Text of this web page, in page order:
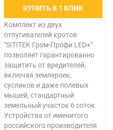
КУПИТЬ В 1 КЛИК
Комплект из двух
отпугивателей кротов
"SITITEK Гром-Профи LED+"
позволяет гарантированно
защитить от вредителей,
включая землероек,
сусликов и даже полевых
мышей, стандартный
земельный участок 6 соток.
Устройства от именитого
российского производителя